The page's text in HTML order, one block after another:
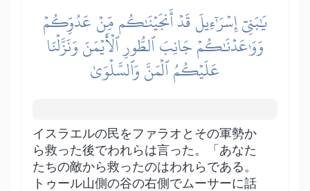
يَٰبَنِيٓ إِسۡرَٰٓءِيلَ قَدۡ أَنجَيۡنَٰكُم مِّنۡ عَدُوِّكُمۡ
وَوَٰعَدۡنَٰكُمۡ جَانِبَ ٱلطُّورِ ٱلۡأَيۡمَنَ وَنَزَّلۡنَا
عَلَيۡكُمُ ٱلۡمَنَّ وَٱلسَّلۡوَىٰ
イスラエルの民をファラオとその軍勢か
ら救った後でわれらは言った。「あなた
たちの敵から救ったのはわれらである。
トゥール山側の谷の右側でムーサーに話